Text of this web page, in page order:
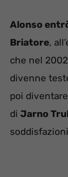
Alonso
Briatore,
che nel
divenne
poi
di Jarno